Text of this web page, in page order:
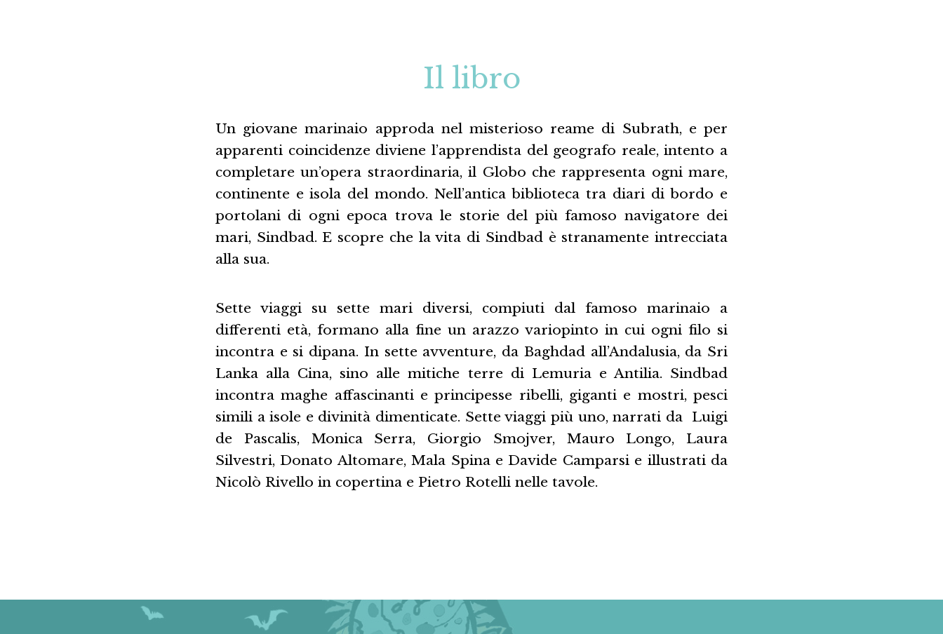
Il libro
Un giovane marinaio approda nel misterioso reame di Subrath, e per
apparenti coincidenze diviene l’apprendista del geografo reale, intento a
completare un’opera straordinaria, il Globo che rappresenta ogni mare,
continente e isola del mondo. Nell’antica biblioteca tra diari di bordo e
portolani di ogni epoca trova le storie del più famoso navigatore dei
mari, Sindbad. E scopre che la vita di Sindbad è stranamente intrecciata
alla sua.
Sette viaggi su sette mari diversi, compiuti dal famoso marinaio a
differenti età, formano alla fine un arazzo variopinto in cui ogni filo si
incontra e si dipana. In sette avventure, da Baghdad all’Andalusia, da Sri
Lanka alla Cina, sino alle mitiche terre di Lemuria e Antilia. Sindbad
incontra maghe affascinanti e principesse ribelli, giganti e mostri, pesci
simili a isole e divinità dimenticate. Sette viaggi più uno, narrati da Luigi
de Pascalis, Monica Serra, Giorgio Smojver, Mauro Longo, Laura
Silvestri, Donato Altomare, Mala Spina e Davide Camparsi e illustrati da
Nicolò Rivello in copertina e Pietro Rotelli nelle tavole.